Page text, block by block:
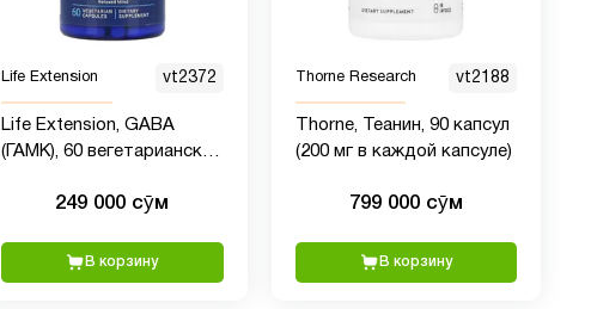
Life Extension vt2372
Life Extension, GABA
(ГАМК), 60 вегетарианских
249 000 сӯм
В корзину
Thorne Research vt2188
Thorne, Теанин, 90 капсул
(200 мг в каждой капсуле)
799 000 сӯм
В корзину